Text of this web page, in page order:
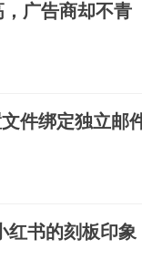
广告商却不青
件绑定独立邮
红书的刻板印象